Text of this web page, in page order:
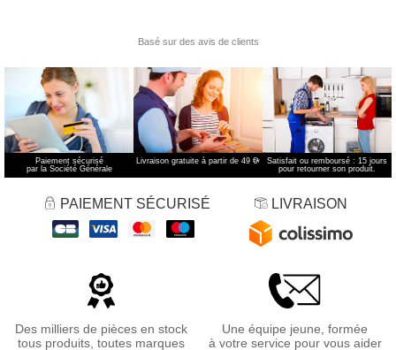
Paiement sécurisé
par la Société Générale
Livraison gratuite à partir de 49 €*
Satisfait ou remboursé : 15 jours
pour retourner son produit.
PAIEMENT SÉCURISÉ LIVRAISON
Des milliers de pièces en stock
tous produits, toutes marques
Une équipe jeune, formée
à votre service pour vous aider